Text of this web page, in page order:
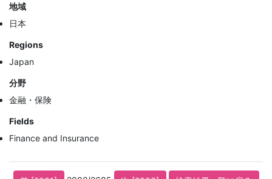
地域
日本
Regions
Japan
分野
金融・保険
Fields
Finance and Insurance